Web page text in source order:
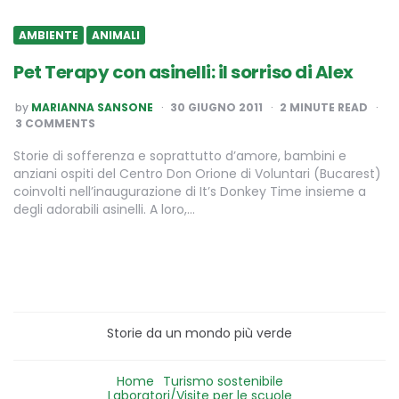
AMBIENTE ANIMALI
Pet Terapy con asinelli: il sorriso di Alex
POSTED
BY
by MARIANNA SANSONE 30 GIUGNO 2011 2 MINUTE READ
3 COMMENTS
Storie di sofferenza e soprattutto d’amore, bambini e
anziani ospiti del Centro Don Orione di Voluntari (Bucarest)
coinvolti nell’inaugurazione di It’s Donkey Time insieme a
degli adorabili asinelli. A loro,…
Storie da un mondo più verde
Home Turismo sostenibile
Laboratori/Visite per le scuole